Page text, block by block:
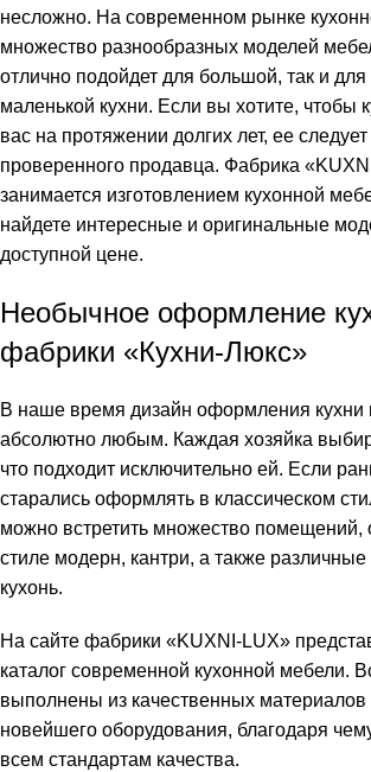
несложно. На современном рынке
множество разнообразных моделей
отлично подойдет для большой, так и
маленькой кухни. Если вы хотите, чтобы
вас на протяжении долгих лет, ее следует
проверенного продавца. Фабрика
занимается изготовлением кухонной
найдете интересные и оригинальные
доступной цене.
Необычное оформление
фабрики «Кухни-Люкс»
В наше время дизайн оформления кухни
абсолютно любым. Каждая хозяйка
что подходит исключительно ей. Если
старались оформлять в классическом
можно встретить множество
стиле модерн, кантри, а также
кухонь.
На сайте фабрики «KUXNI-LUX»
каталог современной кухонной мебели.
выполнены из качественных
новейшего оборудования, благодаря
всем стандартам качества.